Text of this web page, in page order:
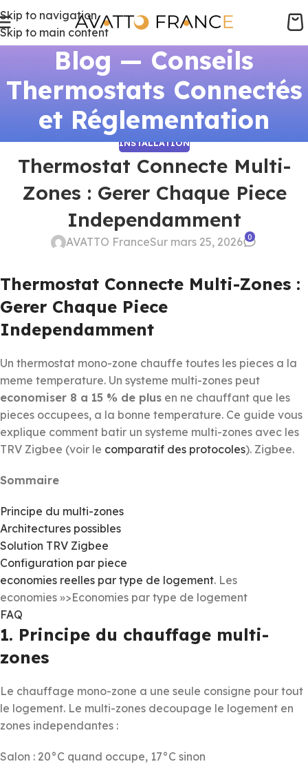
Skip to navigation
Skip to main content
Blog — Conseils
Thermostats Connectés
et Réglementation
INSTALLATION
Thermostat Connecte Multi-
Zones : Gerer Chaque Piece
Independamment
AVATTO FranceSur mars 25, 2026 0
Thermostat Connecte Multi-Zones :
Gerer Chaque Piece
Independamment
Un thermostat mono-zone chauffe toutes les pieces a la
meme temperature. Un systeme multi-zones peut
economiser 8 a 15 % de plus en ne chauffant que les
pieces occupees, a la bonne temperature. Ce guide vous
explique comment batir un systeme multi-zones avec les
TRV Zigbee (voir le comparatif des protocoles). Zigbee.
Sommaire
Principe du multi-zones
Architectures possibles
Solution TRV Zigbee
Configuration par piece
economies reelles par type de logement. Les
economies »>Economies par type de logement
FAQ
1. Principe du chauffage multi-
zones
Le chauffage mono-zone a une seule consigne pour tout
le logement. Le multi-zones decoupage le logement en
zones independantes :
Salon : 20°C quand occupe, 17°C sinon